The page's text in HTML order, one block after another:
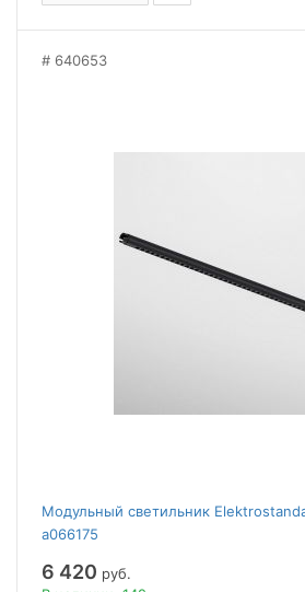
640653
Модульный светильник
a066175
6 420 руб.